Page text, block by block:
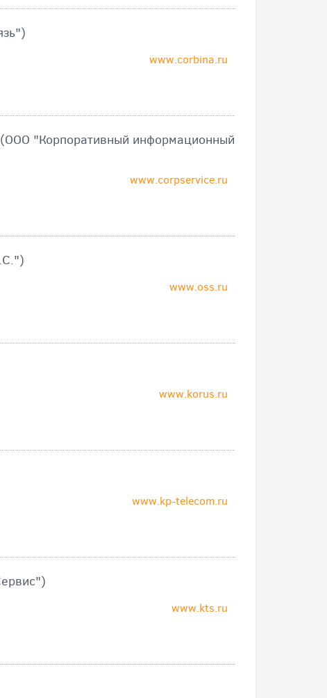
www.corbina.ru
"Корпоративный информационный
www.corpservice.ru
www.oss.ru
www.korus.ru
www.kp-telecom.ru
www.kts.ru